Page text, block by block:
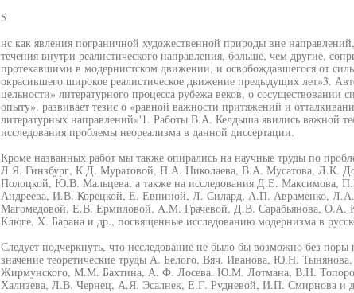
5
нс как явления пограничной художественной природы вне направлений,
течения внутри реалистического направления, больше, чем другие,
протекавшими в модернистском движении, и освобождавшегося от
окрасившего широкое реалистическое движение предыдущих лет»3.
цельности» литературного процесса рубежа веков, о сосуществовании
опыту», развивает тезис о «равной важности притяжений и
литературных направлений»'1. Работы В.А. Келдыша явились важной
исследования проблемы неореализма в данной диссертации.
Кроме названных работ мы также опирались на научные труды по
Л.Я. Гинзбург, К.Д. Муратовой, П.А. Николаева, В.А. Мусатова, Л.К.
Полоцкой, Ю.В. Мальцева, а также на исследования Д.Е. Максимова,
Андреева, И.В. Корецкой, Е. Евниной, Л. Силард, А.П. Авраменко,
Магомедовой, Е.В. Ермиловой, A.M. Грачевой, Д.В. Сарабьянова, О.А.
Клюге, X. Барана и др., посвященные исследованию модернизма в
Следует подчеркнуть, что исследование не было бы возможно без
значение теоретические труды А. Белого, Вяч. Иванова, Ю.Н.
Жирмунского, М.М. Бахтина, А. Ф. Лосева. Ю.М. Лотмана, В.Н.
Хализева, Л.В. Чернец, А.Я. Эсалнек, Е.Г. Рудневой, И.П. Смирнова и